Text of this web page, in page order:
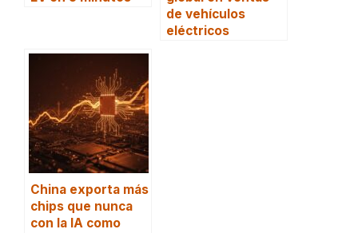
de vehículos
eléctricos
China exporta más
chips que nunca
con la IA como